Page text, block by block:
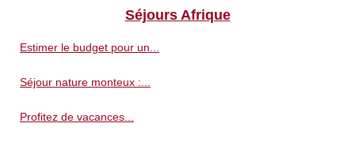
Séjours Afrique
Estimer le budget pour un...
Séjour nature monteux :...
Profitez de vacances...